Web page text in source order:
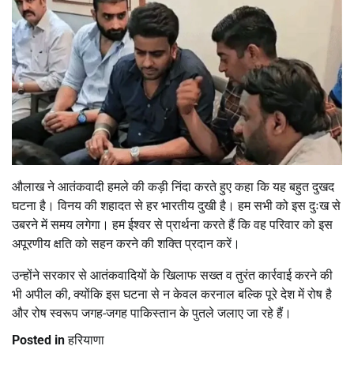
औलाख ने आतंकवादी हमले की कड़ी निंदा करते हुए कहा कि यह बहुत दुखद
घटना है। विनय की शहादत से हर भारतीय दुखी है। हम सभी को इस दुःख से
उबरने में समय लगेगा। हम ईश्वर से प्रार्थना करते हैं कि वह परिवार को इस
अपूरणीय क्षति को सहन करने की शक्ति प्रदान करें।
उन्होंने सरकार से आतंकवादियों के खिलाफ सख्त व तुरंत कार्रवाई करने की
भी अपील की, क्योंकि इस घटना से न केवल करनाल बल्कि पूरे देश में रोष है
और रोष स्वरूप जगह-जगह पाकिस्तान के पुतले जलाए जा रहे हैं।
Posted inहरियाणा